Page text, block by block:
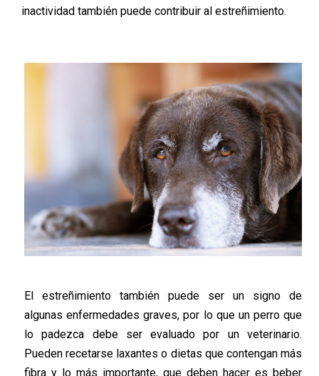
inactividad también puede contribuir al estreñimiento.
El estreñimiento también puede ser un signo de
algunas enfermedades graves, por lo que un perro que
lo padezca debe ser evaluado por un veterinario.
Pueden recetarse laxantes o dietas que contengan más
fibra y lo más importante, que deben hacer es beber